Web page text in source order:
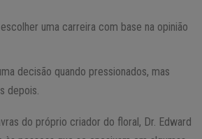
uma carreira com base na opinião
decisão quando pressionados, mas
depois.
do próprio criador do floral, Dr. Edward